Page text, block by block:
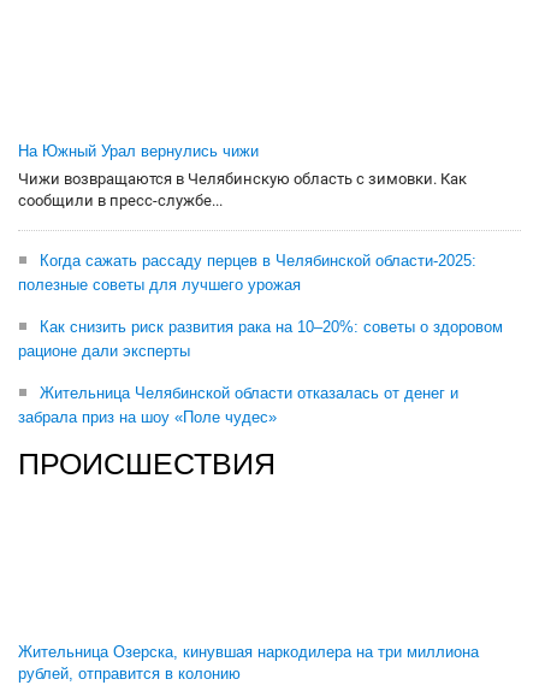
На Южный Урал вернулись чижи
Чижи возвращаются в Челябинскую область с зимовки. Как
сообщили в пресс-службе...
Когда сажать рассаду перцев в Челябинской области-2025:
полезные советы для лучшего урожая
Как снизить риск развития рака на 10–20%: советы о здоровом
рационе дали эксперты
Жительница Челябинской области отказалась от денег и
забрала приз на шоу «Поле чудес»
ПРОИСШЕСТВИЯ
Жительница Озерска, кинувшая наркодилера на три миллиона
рублей, отправится в колонию